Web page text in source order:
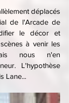
déplacés
de l'Arcade de
le décor et
à venir les
nous n'en
L'hypothèse
Lane...